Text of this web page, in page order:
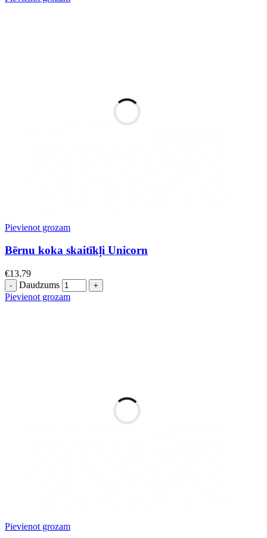
Pievienot grozam
Bērnu koka skaitīkļi Unicorn
€13.79
Daudzums
Pievienot grozam
Pievienot grozam